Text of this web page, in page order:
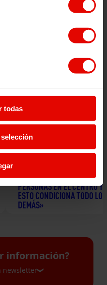
todas
INTENTA PONER A LAS
PERSONAS EN EL CENTRO Y
ESTO CONDICIONA TODO LO
DEMÁS»
información?
newsletter